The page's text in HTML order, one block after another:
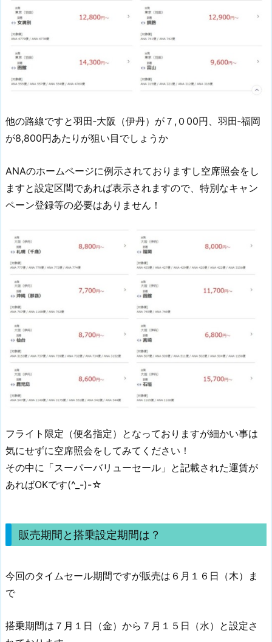
他の路線ですと羽田‐大阪（伊丹）が７,０00円、羽田‐福岡
が8,800円あたりが狙い目でしょうか
ANAのホームページに例示されておりますし空席照会をし
ますと設定区間であれば表示されますので、特別なキャン
ペーン登録等の必要はありません！
フライト限定（便名指定）となっておりますが細かい事は
気にせずに空席照会をしてみてください！
その中に「スーパーバリューセール」と記載された運賃が
あればOKです(^_-)-☆
販売期間と搭乗設定期間は？
今回のタイムセール期間ですが販売は６月１６日（木）ま
で
搭乗期間は７月１日（金）から７月１５日（水）と設定さ